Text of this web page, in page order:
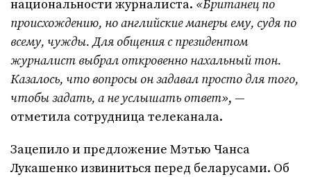
национальности журналиста. «Британец по
происхождению, но английские манеры ему, судя по
всему, чужды. Для общения с президентом
журналист выбрал откровенно нахальный тон.
Казалось, что вопросы он задавал просто для того,
чтобы задать, а не услышать ответ», —
отметила сотрудница телеканала.
Зацепило и предложение Мэтью Чанса
Лукашенко извиниться перед беларусами. Об